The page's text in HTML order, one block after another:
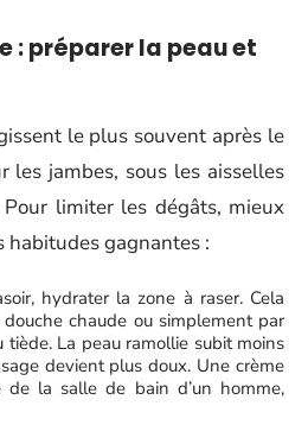
: préparer la peau et
le plus souvent après le
les jambes, sous les aisselles
limiter les dégâts, mieux
gagnantes :
hydrater la zone à raser. Cela
chaude ou simplement par
tiède. La peau ramollie subit moins
devient plus doux. Une crème
de la salle de bain d’un homme,